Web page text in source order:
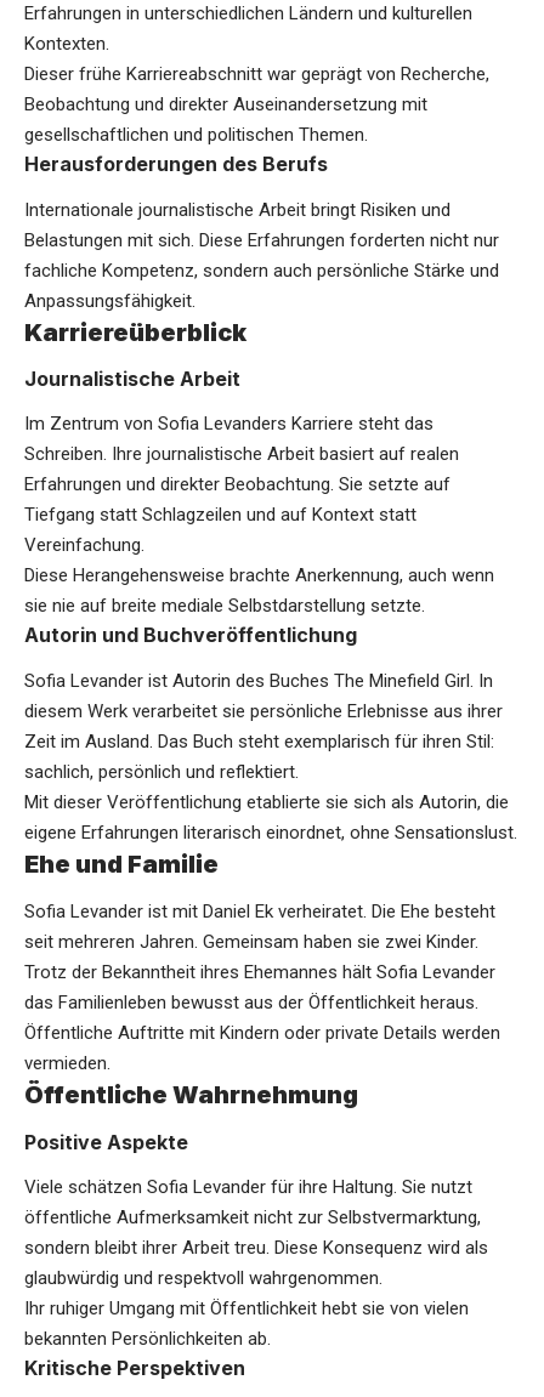
Erfahrungen in unterschiedlichen Ländern und kulturellen
Kontexten.
Dieser frühe Karriereabschnitt war geprägt von Recherche,
Beobachtung und direkter Auseinandersetzung mit
gesellschaftlichen und politischen Themen.
Herausforderungen des Berufs
Internationale journalistische Arbeit bringt Risiken und
Belastungen mit sich. Diese Erfahrungen forderten nicht nur
fachliche Kompetenz, sondern auch persönliche Stärke und
Anpassungsfähigkeit.
Karriereüberblick
Journalistische Arbeit
Im Zentrum von Sofia Levanders Karriere steht das
Schreiben. Ihre journalistische Arbeit basiert auf realen
Erfahrungen und direkter Beobachtung. Sie setzte auf
Tiefgang statt Schlagzeilen und auf Kontext statt
Vereinfachung.
Diese Herangehensweise brachte Anerkennung, auch wenn
sie nie auf breite mediale Selbstdarstellung setzte.
Autorin und Buchveröffentlichung
Sofia Levander ist Autorin des Buches The Minefield Girl. In
diesem Werk verarbeitet sie persönliche Erlebnisse aus ihrer
Zeit im Ausland. Das Buch steht exemplarisch für ihren Stil:
sachlich, persönlich und reflektiert.
Mit dieser Veröffentlichung etablierte sie sich als Autorin, die
eigene Erfahrungen literarisch einordnet, ohne Sensationslust.
Ehe und Familie
Sofia Levander ist mit Daniel Ek verheiratet. Die Ehe besteht
seit mehreren Jahren. Gemeinsam haben sie zwei Kinder.
Trotz der Bekanntheit ihres Ehemannes hält Sofia Levander
das Familienleben bewusst aus der Öffentlichkeit heraus.
Öffentliche Auftritte mit Kindern oder private Details werden
vermieden.
Öffentliche Wahrnehmung
Positive Aspekte
Viele schätzen Sofia Levander für ihre Haltung. Sie nutzt
öffentliche Aufmerksamkeit nicht zur Selbstvermarktung,
sondern bleibt ihrer Arbeit treu. Diese Konsequenz wird als
glaubwürdig und respektvoll wahrgenommen.
Ihr ruhiger Umgang mit Öffentlichkeit hebt sie von vielen
bekannten Persönlichkeiten ab.
Kritische Perspektiven